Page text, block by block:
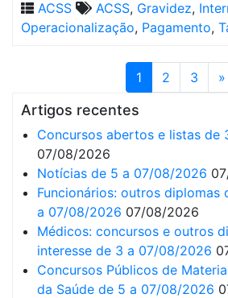
ACSS
ACSS, Gravidez,
Operacionalização, Pagamento,
1 2 3 »
Artigos recentes
Concursos abertos e listas de
07/08/2026
Notícias de 5 a 07/08/2026
Funcionários: outros diplomas
a 07/08/2026 07/08/2026
Médicos: concursos e outros
interesse de 3 a 07/08/2026
Concursos Públicos de
da Saúde de 5 a 07/08/2026